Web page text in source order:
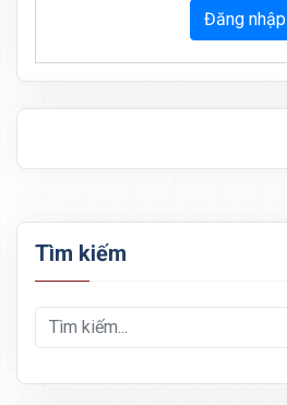
Đăng nhập
Tìm kiếm